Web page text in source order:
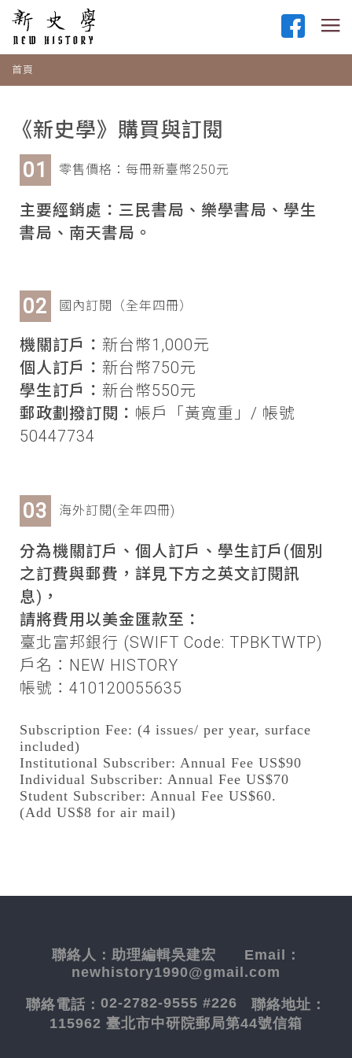
首頁
《新史學》購買與訂閱
零售價格：每冊新臺幣250元
主要經銷處：三民書局、樂學書局、學生
書局、南天書局。
國內訂閱（全年四冊）
機關訂戶： 新台幣1,000元
個人訂戶： 新台幣750元
學生訂戶： 新台幣550元
郵政劃撥訂閱： 帳戶「黃寬重」/ 帳號
50447734
海外訂閱(全年四冊)
分為機關訂戶、個人訂戶、學生訂戶(個別
之訂費與郵費，詳見下方之英文訂閱訊
息)，
請將費用以美金匯款至：
臺北富邦銀行 (SWIFT Code: TPBKTWTP)
戶名：NEW HISTORY
帳號：410120055635
Subscription Fee: (4 issues/ per year, surface
included)
Institutional Subscriber: Annual Fee US$90
Individual Subscriber: Annual Fee US$70
Student Subscriber: Annual Fee US$60.
(Add US$8 for air mail)
聯絡人： 助理編輯吳建宏 Email：
newhistory1990@gmail.com
聯絡電話： 02-2782-9555 #226 聯絡地址：
115962 臺北市中研院郵局第44號信箱